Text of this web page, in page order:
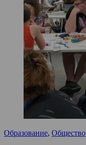
Образование, Общество